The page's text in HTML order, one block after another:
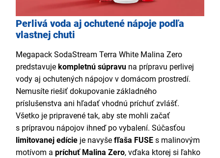
Perlivá voda aj ochutené nápoje podľa
vlastnej chuti
Megapack SodaStream Terra White Malina Zero
predstavuje kompletnú súpravu na prípravu perlivej
vody aj ochutených nápojov v domácom prostredí.
Nemusíte riešiť dokupovanie základného
príslušenstva ani hľadať vhodnú príchuť zvlášť.
Všetko je pripravené tak, aby ste mohli začať
s prípravou nápojov ihneď po vybalení. Súčasťou
limitovanej edície je navyše fľaša FUSE s malinovým
motívom a príchuť Malina Zero, vďaka ktorej si ľahko